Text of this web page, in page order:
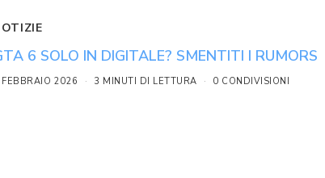
6 SOLO IN DIGITALE? SMENTITI I RUMORS
2026 3 MINUTI DI LETTURA 0 CONDIVISIONI